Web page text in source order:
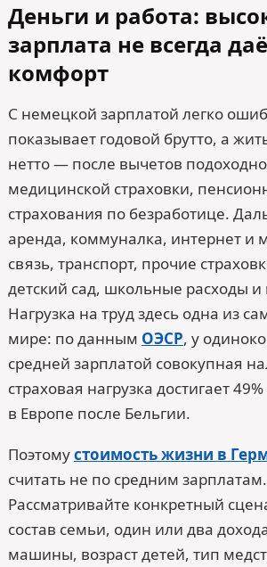
Деньги и работа:
зарплата не всегда
комфорт
С немецкой зарплатой легко
показывает годовой брутто, а
нетто — после вычетов
медицинской страховки,
страхования по безработице.
аренда, коммуналка, интернет и
связь, транспорт, прочие
детский сад, школьные расходы и
Нагрузка на труд здесь одна из
мире: по данным ОЭСР, у
средней зарплатой совокупная
страховая нагрузка достигает
в Европе после Бельгии.
Поэтомустоимость жизни в
считать не по средним зарплатам.
Рассматривайте конкретный
состав семьи, один или два
машины, возраст детей, тип